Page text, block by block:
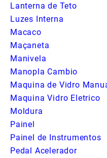
Lanterna de Teto
Luzes Interna
Macaco
Maçaneta
Manivela
Manopla Cambio
Maquina de Vidro
Maquina Vidro Eletrico
Moldura
Painel
Painel de Instrumentos
Pedal Acelerador